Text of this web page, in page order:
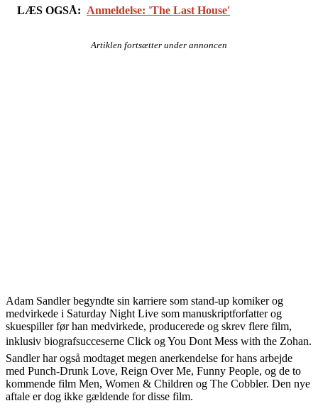
LÆS OGSÅ: Anmeldelse: 'The Last House'
Artiklen fortsætter under annoncen
Adam Sandler begyndte sin karriere som stand-up komiker og
medvirkede i Saturday Night Live som manuskriptforfatter og
skuespiller før han medvirkede, producerede og skrev flere film,
inklusiv biografsucceserne Click og You Dont Mess with the Zohan.
Sandler har også modtaget megen anerkendelse for hans arbejde
med Punch-Drunk Love, Reign Over Me, Funny People, og de to
kommende film Men, Women & Children og The Cobbler. Den nye
aftale er dog ikke gældende for disse film.